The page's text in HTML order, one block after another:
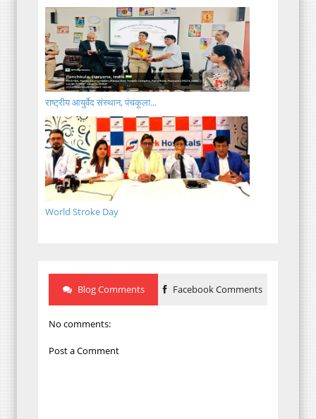
राष्ट्रीय आयुर्वेद संस्थान, पंचकूला...
World Stroke Day
Blog Comments Facebook Comments
No comments:
Post a Comment